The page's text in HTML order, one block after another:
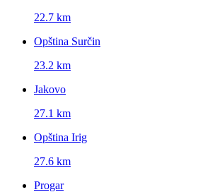
22.7 km
Opština Surčin
23.2 km
Jakovo
27.1 km
Opština Irig
27.6 km
Progar